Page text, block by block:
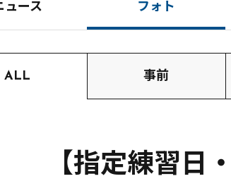
ュース フォト
ALL 事前
【指定練習